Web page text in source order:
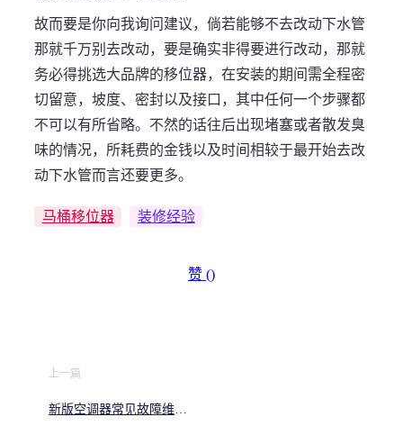
故而要是你向我询问建议，倘若能够不去改动下水管
那就千万别去改动，要是确实非得要进行改动，那就
务必得挑选大品牌的移位器，在安装的期间需全程密
切留意，坡度、密封以及接口，其中任何一个步骤都
不可以有所省略。不然的话往后出现堵塞或者散发臭
味的情况，所耗费的金钱以及时间相较于最开始去改
动下水管而言还要更多。
马桶移位器 装修经验
赞 ()
上一篇
新版空调器常见故障维修